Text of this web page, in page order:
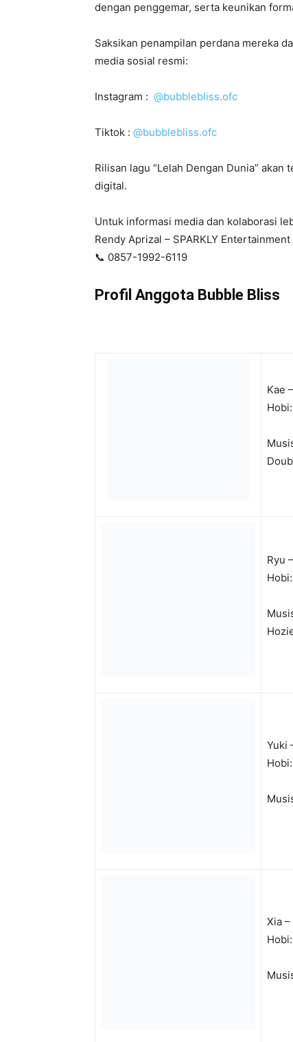
dengan penggemar, serta keunikan
Saksikan penampilan perdana mereka
media sosial resmi:
Instagram : @bubblebliss.ofc
Tiktok : @bubblebliss.ofc
Rilisan lagu “Lelah Dengan Dunia”
digital.
Untuk informasi media dan kolaborasi
Rendy Aprizal – SPARKLY Entertainment
📞 0857-1992-6119
Profil Anggota Bubble Bliss
Kae
Ryu
Yuki
Xia